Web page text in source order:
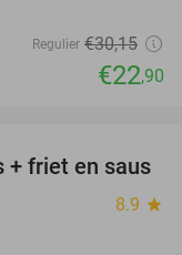
Regulier €30,15
€22,90
37%
+ friet en saus
8.9 star